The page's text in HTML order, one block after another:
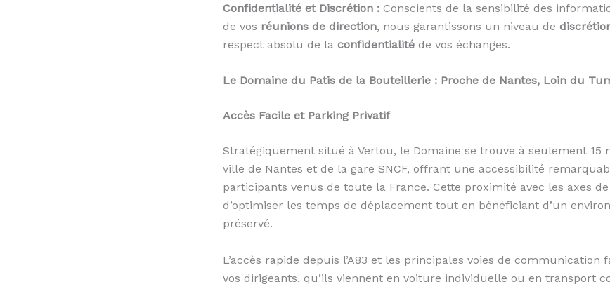
Confidentialité et Discrétion : Conscients de la sensibilité des
de vos réunions de direction, nous garantissons un niveau de
respect absolu de la confidentialité de vos échanges.
Le Domaine du Patis de la Bouteillerie : Proche de Nantes, Loin du
Accès Facile et Parking Privatif
Stratégiquement situé à Vertou, le Domaine se trouve à seulement 15
ville de Nantes et de la gare SNCF, offrant une accessibilité
participants venus de toute la France. Cette proximité avec les axes
d’optimiser les temps de déplacement tout en bénéficiant d’un
préservé.
L’accès rapide depuis l’A83 et les principales voies de communication
vos dirigeants, qu’ils viennent en voiture individuelle ou en transport